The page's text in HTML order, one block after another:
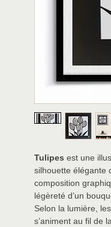
Tulipes est une
silhouette élégante
composition
légèreté d’un
Selon la lumière,
s’animent au fil de